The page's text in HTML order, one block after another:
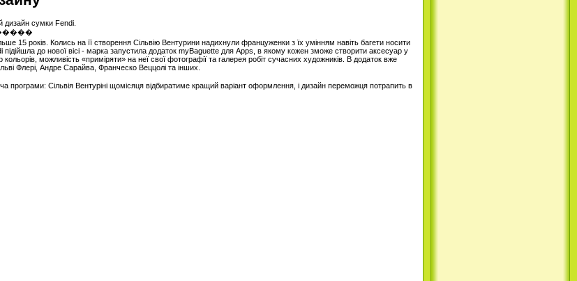
дизайн сумки Fendi.
15 років. Колись на її створення Сільвію Вентурини надихнули француженки з їх умінням навіть багети носити
підійшла до нової вісі - марка запустила додаток myBaguette для Apps, в якому кожен зможе створити аксесуар у
можливість «приміряти» на неї свої фотографії та галерея робіт сучасних художників. В додаток вже
Флері, Андре Сарайва, Франческо Веццолі та інших.
програми: Сільвія Вентуріні щомісяця відбиратиме кращий варіант оформлення, і дизайн переможця потрапить в